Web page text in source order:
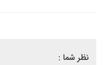
نظر شما :